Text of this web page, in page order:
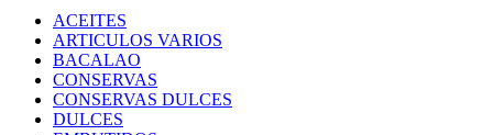
ACEITES
ARTICULOS VARIOS
BACALAO
CONSERVAS
CONSERVAS DULCES
DULCES